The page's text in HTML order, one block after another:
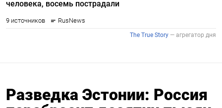
Разведка Эстонии: Россия